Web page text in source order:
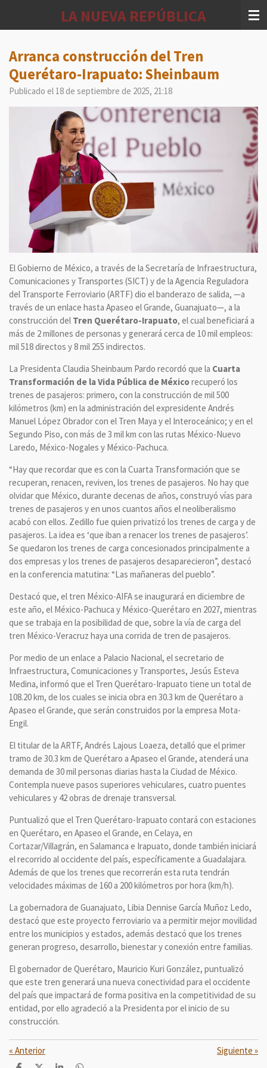
principal
LA NUEVA REPÚBLICA
Arranca construcción del Tren
Querétaro-Irapuato: Sheinbaum
Publicado el 18 de septiembre de 2025, 21:18
El Gobierno de México, a través de la Secretaría de Infraestructura,
Comunicaciones y Transportes (SICT) y de la Agencia Reguladora
del Transporte Ferroviario (ARTF) dio el banderazo de salida, —a
través de un enlace hasta Apaseo el Grande, Guanajuato—, a la
construcción del Tren Querétaro-Irapuato, el cual beneficiará a
más de 2 millones de personas y generará cerca de 10 mil empleos:
mil 518 directos y 8 mil 255 indirectos.
La Presidenta Claudia Sheinbaum Pardo recordó que la Cuarta
Transformación de la Vida Pública de Méxicorecuperó los
trenes de pasajeros: primero, con la construcción de mil 500
kilómetros (km) en la administración del expresidente Andrés
Manuel López Obrador con el Tren Maya y el Interoceánico; y en el
Segundo Piso, con más de 3 mil km con las rutas México-Nuevo
Laredo, México-Nogales y México-Pachuca.
“Hay que recordar que es con la Cuarta Transformación que se
recuperan, renacen, reviven, los trenes de pasajeros. No hay que
olvidar que México, durante decenas de años, construyó vías para
trenes de pasajeros y en unos cuantos años el neoliberalismo
acabó con ellos. Zedillo fue quien privatizó los trenes de carga y de
pasajeros. La idea es ‘que iban a renacer los trenes de pasajeros’.
Se quedaron los trenes de carga concesionados principalmente a
dos empresas y los trenes de pasajeros desaparecieron”, destacó
en la conferencia matutina: “Las mañaneras del pueblo”.
Destacó que, el tren México-AIFA se inaugurará en diciembre de
este año, el México-Pachuca y México-Querétaro en 2027, mientras
que se trabaja en la posibilidad de que, sobre la vía de carga del
tren México-Veracruz haya una corrida de tren de pasajeros.
Por medio de un enlace a Palacio Nacional, el secretario de
Infraestructura, Comunicaciones y Transportes, Jesús Esteva
Medina, informó que el Tren Querétaro-Irapuato tiene un total de
108.20 km, de los cuales se inicia obra en 30.3 km de Querétaro a
Apaseo el Grande, que serán construidos por la empresa Mota-
Engil.
El titular de la ARTF, Andrés Lajous Loaeza, detalló que el primer
tramo de 30.3 km de Querétaro a Apaseo el Grande, atenderá una
demanda de 30 mil personas diarias hasta la Ciudad de México.
Contempla nueve pasos superiores vehiculares, cuatro puentes
vehiculares y 42 obras de drenaje transversal.
Puntualizó que el Tren Querétaro-Irapuato contará con estaciones
en Querétaro, en Apaseo el Grande, en Celaya, en
Cortazar/Villagrán, en Salamanca e Irapuato, donde también iniciará
el recorrido al occidente del país, específicamente a Guadalajara.
Además de que los trenes que recorrerán esta ruta tendrán
velocidades máximas de 160 a 200 kilómetros por hora (km/h).
La gobernadora de Guanajuato, Libia Dennise García Muñoz Ledo,
destacó que este proyecto ferroviario va a permitir mejor movilidad
entre los municipios y estados, además destacó que los trenes
generan progreso, desarrollo, bienestar y conexión entre familias.
El gobernador de Querétaro, Mauricio Kuri González, puntualizó
que este tren generará una nueva conectividad para el occidente
del país que impactará de forma positiva en la competitividad de su
entidad, por ello agradeció a la Presidenta por el inicio de su
construcción.
« Anterior Siguiente »